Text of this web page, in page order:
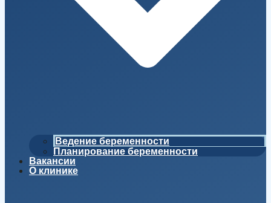
Ведение беременности
Планирование беременности
Вакансии
О клинике